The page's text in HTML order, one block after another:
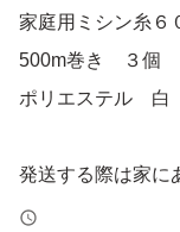
家庭用ミシン糸
500m巻き ３個
ポリエステル 白
発送する際は家に
合がございます。